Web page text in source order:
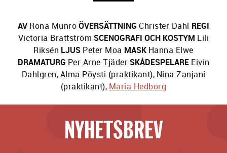
AV Rona MunroÖVERSÄTTNING Christer Dahl REGI
Victoria Brattström SCENOGRAFI OCH KOSTYM Lili
Riksén LJUS Peter Moa MASK Hanna Elwe
DRAMATURG Per Arne TjäderSKÅDESPELARE Eivin
Dahlgren,Alma Pöysti (praktikant), Nina Zanjani
(praktikant), Maria Hedborg
NYHETSBREV